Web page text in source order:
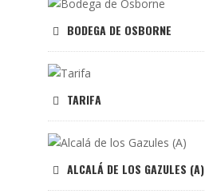
BODEGA DE OSBORNE
TARIFA
ALCALÁ DE LOS GAZULES (A)